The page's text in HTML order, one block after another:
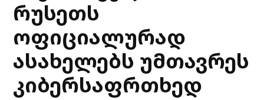
რუსეთს
ოფიციალურად
ასახელებს უმთავრეს
კიბერსაფრთხედ